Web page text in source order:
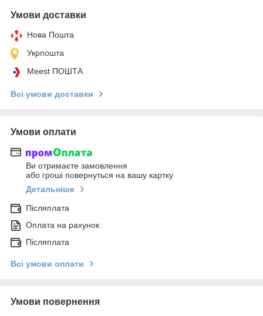
Умови доставки
Нова Пошта
Укрпошта
Meest ПОШТА
Всі умови доставки
Умови оплати
Ви отримаєте замовлення
або гроші повернуться на вашу картку
Детальніше
Післяплата
Оплата на рахунок
Післяплата
Всі умови оплати
Умови повернення